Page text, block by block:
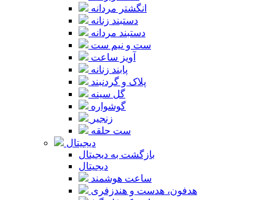
انگشتر مردانه
دستبند زنانه
دستبند مردانه
ست و نیم ست
آویز ساعت
پابند زنانه
پلاک و گردنبند
گل سینه
گوشواره
زنجیر
ست حلقه
دیجیتال
بازگشت به دیجیتال
دیجیتال
ساعت هوشمند
هدفون، هدست و هندزفری